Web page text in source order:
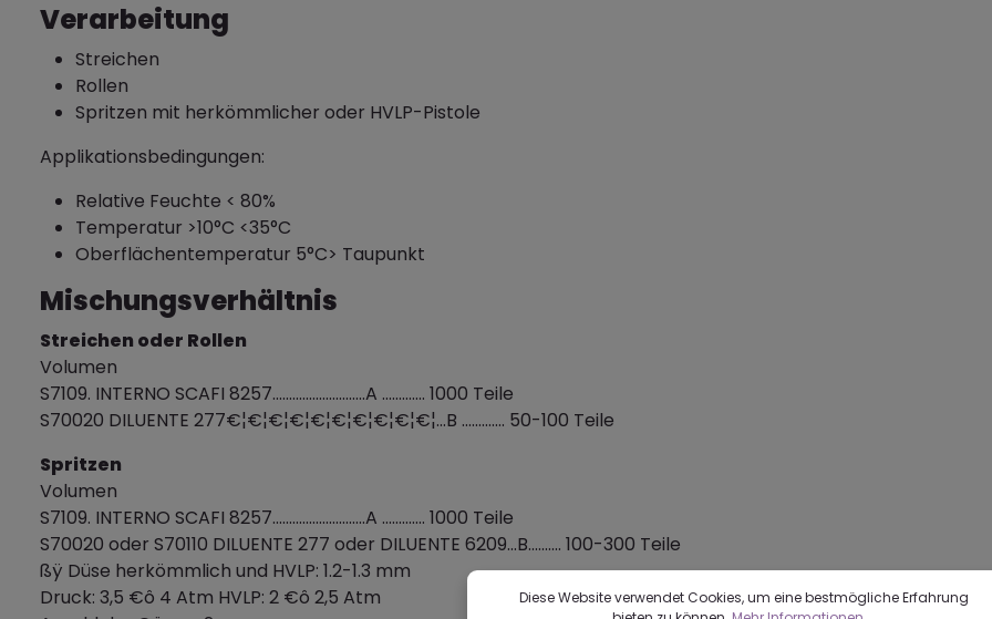
Verarbeitung
Streichen
Rollen
Spritzen mit herkömmlicher oder HVLP-Pistole
Applikationsbedingungen:
Relative Feuchte < 80%
Temperatur >10°C <35°C
Oberflächentemperatur 5°C> Taupunkt
Mischungsverhältnis
Streichen oder Rollen
Volumen
S7109. INTERNO SCAFI 8257............................A ............. 1000 Teile
S70020 DILUENTE 277€¦€¦€¦€¦€¦€¦€¦€¦€¦€¦...B ............. 50-100 Teile
Spritzen
Volumen
S7109. INTERNO SCAFI 8257............................A ............. 1000 Teile
S70020 oder S70110 DILUENTE 277 oder DILUENTE 6209...B.......... 100-300 Teile
ßÿ Düse herkömmlich und HVLP: 1.2-1.3 mm
Druck: 3,5 €ô 4 Atm HVLP: 2 €ô 2,5 Atm
Diese Website verwendet Cookies, um eine bestmögliche Erfahrung